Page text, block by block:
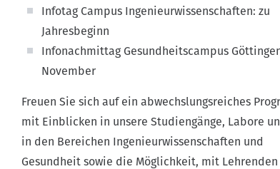
Infotag Campus Ingenieurwissenschaften: zu
Jahresbeginn
Infonachmittag Gesundheitscampus
November
Freuen Sie sich auf ein abwechslungsreiches
mit Einblicken in unsere Studiengänge, Labore
in den Bereichen Ingenieurwissenschaften und
Gesundheit sowie die Möglichkeit, mit